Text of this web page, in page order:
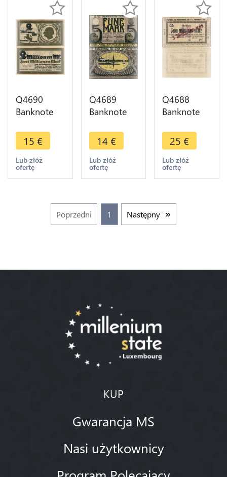
Q4690
Banknote
Münster 2
Millionen
Mark
Landesbank
15 €
Lub złóż
ofertę
Q4689
Banknote
Schleswig 5
Mark 1918
- Make
Offer
14 €
Lub złóż
ofertę
Q4688
Banknote
Ichtershausen
3 Milliarden
10
Millionen
25 €
Lub złóż
ofertę
Poprzedni 1 Następny
KUP
Gwarancja MS
Nasi użytkownicy